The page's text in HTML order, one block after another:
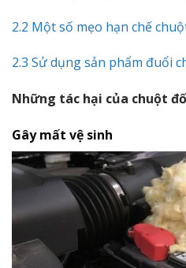
2.2 Một số mẹo hạn chế
2.3 Sử dụng sản phẩm đuổi
Những tác hại của chuột
Gây mất vệ sinh